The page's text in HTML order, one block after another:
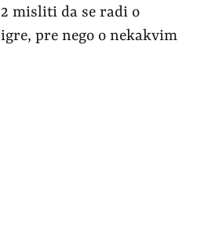
misliti da se radi o
pre nego o nekakvim